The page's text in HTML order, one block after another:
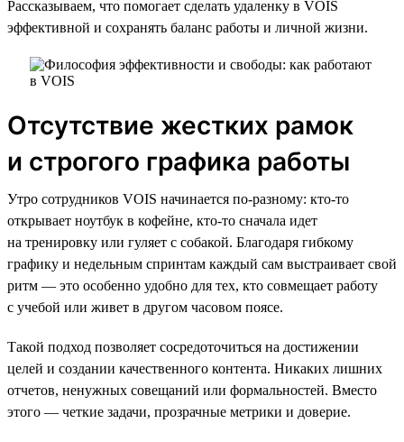
Рассказываем, что помогает сделать удаленку в VOIS
эффективной и сохранять баланс работы и личной жизни.
Отсутствие жестких рамок
и строгого графика работы
Утро сотрудников VOIS начинается по-разному: кто-то
открывает ноутбук в кофейне, кто-то сначала идет
на тренировку или гуляет с собакой. Благодаря гибкому
графику и недельным спринтам каждый сам выстраивает свой
ритм — это особенно удобно для тех, кто совмещает работу
с учебой или живет в другом часовом поясе.
Такой подход позволяет сосредоточиться на достижении
целей и создании качественного контента. Никаких лишних
отчетов, ненужных совещаний или формальностей. Вместо
этого — четкие задачи, прозрачные метрики и доверие.